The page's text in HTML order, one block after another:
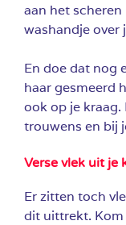
aan het
washandje over
En doe dat nog
haar gesmeerd
ook op je
trouwens en bij
Verse vlek uit je
Er zitten toch
dit uittrekt. Kom